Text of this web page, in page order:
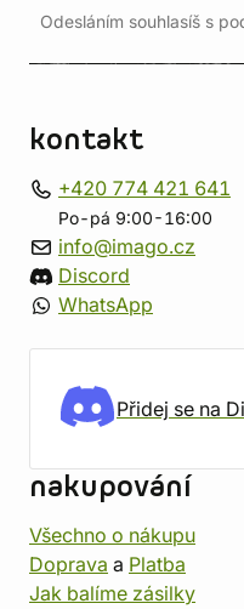
Odesláním souhlasíš s
kontakt
+420 774 421 641
Po-pá 9:00-16:00
info@imago.cz
Discord
WhatsApp
Přidej se na
nakupování
Všechno o nákupu
Doprava a Platba
Jak balíme zásilky